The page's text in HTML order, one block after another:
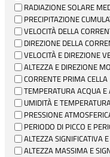
RADIAZIONE SOLARE
PRECIPITAZIONE
VELOCITÀ DELLA
DIREZIONE DELLA
VELOCITÀ E DIREZIONE
ALTEZZA E DIREZIONE
CORRENTE PRIMA CELLA
TEMPERATURA ACQUA E
UMIDITÀ E
PRESSIONE
PERIODO DI PICCO E
ALTEZZA SIGNIFICATIVA
ALTEZZA MASSIMA E